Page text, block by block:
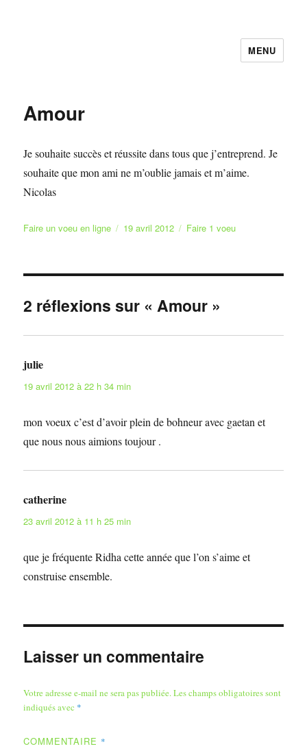
Faire et Ecrire un voeu gratuitement
MENU
Amour
Je souhaite succès et réussite dans tous que j’entreprend. Je
souhaite que mon ami ne m’oublie jamais et m’aime.
Nicolas
Auteur
Faire un voeu en ligne
Publié
19 avril 2012 Catégories
Faire 1 voeu
2 réflexions sur « Amour »
julie
19 avril 2012 à 22 h 34 min
mon voeux c’est d’avoir plein de bohneur avec gaetan et
que nous nous aimions toujour .
catherine
23 avril 2012 à 11 h 25 min
que je fréquente Ridha cette année que l’on s’aime et
construise ensemble.
Laisser un commentaire
Votre adresse e-mail ne sera pas publiée.Les champs obligatoires sont
indiqués avec *
COMMENTAIRE *